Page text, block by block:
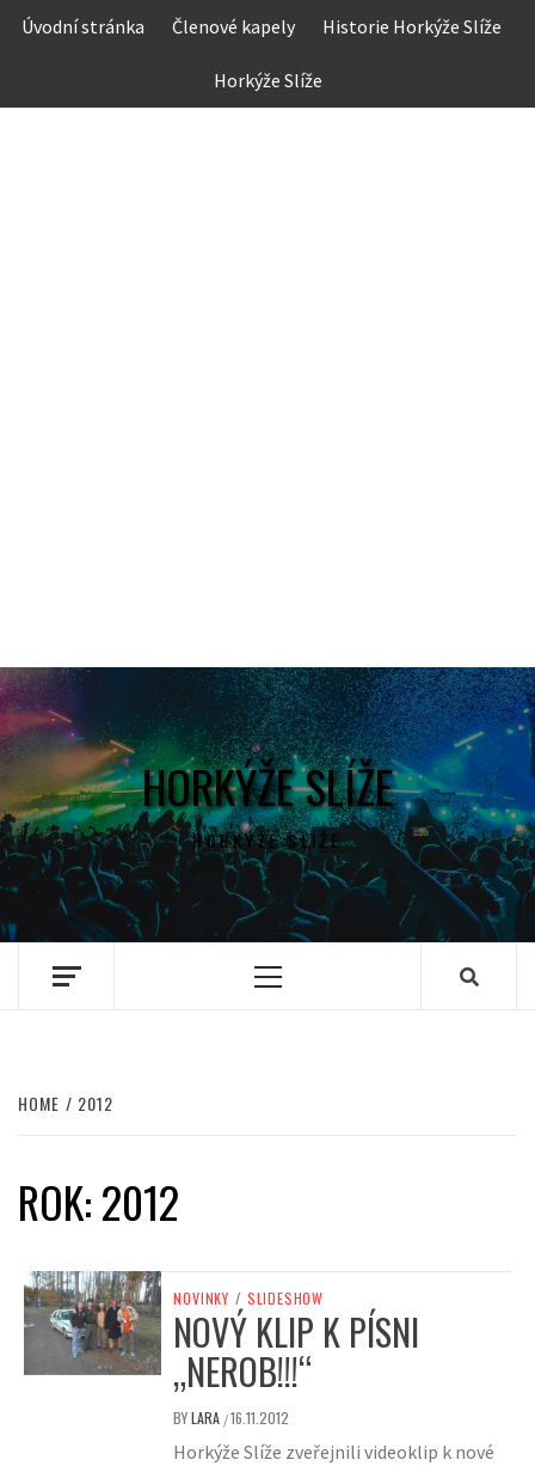
Skip
Úvodní stránka Členové kapely Historie Horkýže Slíže
Horkýže Slíže
HORKÝŽE SLÍŽE
HORKÝŽE SLÍŽE
Primary
HOME 2012
ROK:2012
NOVINKY / SLIDESHOW
NOVÝ KLIP K PÍSNI
„NEROB!!!“
BYLARA /16.11.2012
Horkýže Slíže zveřejnili videoklip k nové